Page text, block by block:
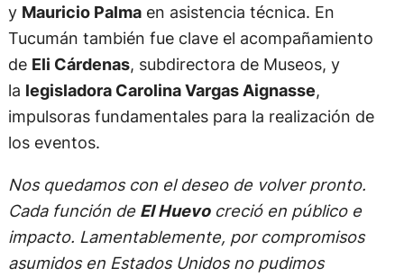
y Mauricio Palmaen asistencia técnica. En
Tucumán también fue clave el acompañamiento
de Eli Cárdenas, subdirectora de Museos, y
la legisladora Carolina Vargas Aignasse,
impulsoras fundamentales para la realización de
los eventos.
Nos quedamos con el deseo de volver pronto.
Cada función de El Huevocreció en público e
impacto. Lamentablemente, por compromisos
asumidos en Estados Unidos no pudimos